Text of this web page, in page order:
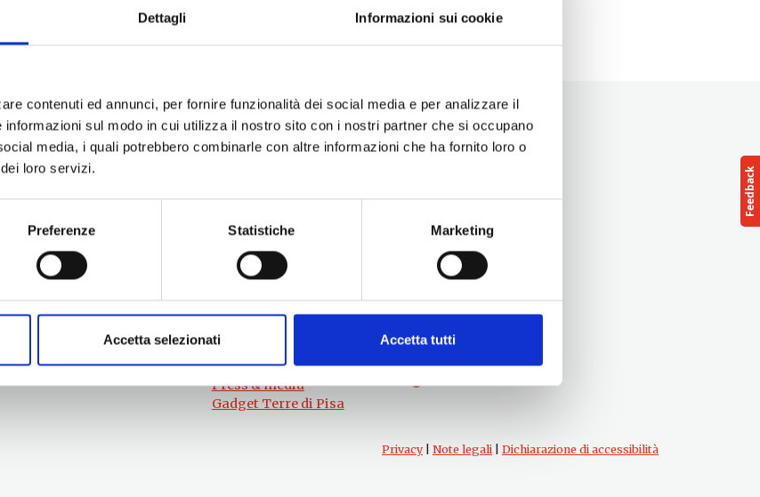
Dettagli Informazioni sui cookie
contenuti ed annunci, per fornire funzionalità dei social media e per analizzare il
sul modo in cui utilizza il nostro sito con i nostri partner che si occupano
media, i quali potrebbero combinarle con altre informazioni che ha fornito loro o
loro servizi.
Preferenze Statistiche Marketing
Accetta selezionati Accetta tutti
Promozione e Sviluppo delle
Internazionalizzazione,
e Beni Culturali
#lemieTerrediPisa
Esperienze
Territori
Itinerari
Prodotti e Servizi
Chi Siamo
Press & media
Gadget Terre di Pisa
Seguici su
Privacy| Note legali Dichiarazione di accessibilità